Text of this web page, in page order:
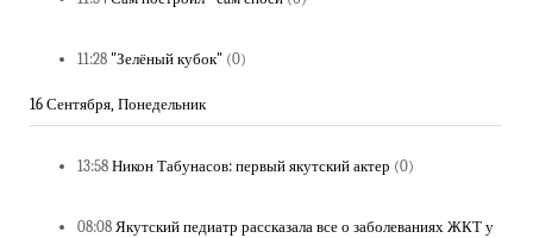
11:28 "Зелёный кубок" (0)
16 Сентября, Понедельник
13:58 Никон Табунасов: первый якутский актер (0)
08:08 Якутский педиатр рассказала все о заболеваниях ЖКТ у